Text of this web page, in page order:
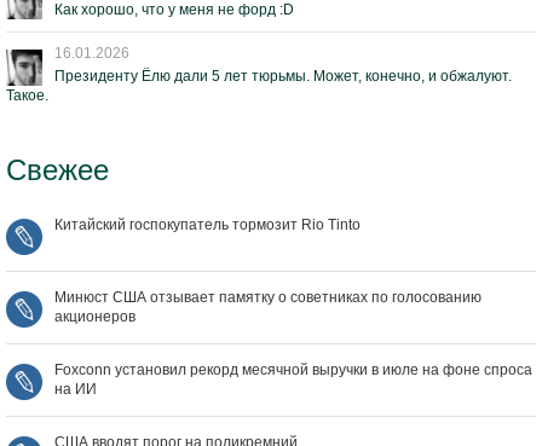
Как хорошо, что у меня не форд :D
16.01.2026
Президенту Ёлю дали 5 лет тюрьмы. Может, конечно, и обжалуют.
Такое.
Свежее
Китайский госпокупатель тормозит Rio Tinto
Минюст США отзывает памятку о советниках по голосованию
акционеров
Foxconn установил рекорд месячной выручки в июле на фоне спроса
на ИИ
США вводят порог на поликремний